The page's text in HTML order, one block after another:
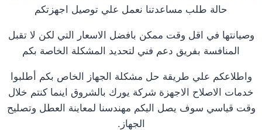
حالة طلب مساعدتنا نعمل علي توصيل اجهزتكم
وصيانتها في اقل وقت ممكن بافضل الاسعار التي لكن لا تقبل
المنافسة بفريق دعم فني لتحديد المشكلة الخاصة بكم
واطلاعكم علي طريقة حل مشكلة الجهاز الخاص بكم أطلبوا
خدمات الاصلاح الاجهزة شركة يورك بالشروق اينما كنتم خلال
وقت قياسي سوف يصل اليكم مهندسنا لمعاينة العطل وتصليح
الجهاز.